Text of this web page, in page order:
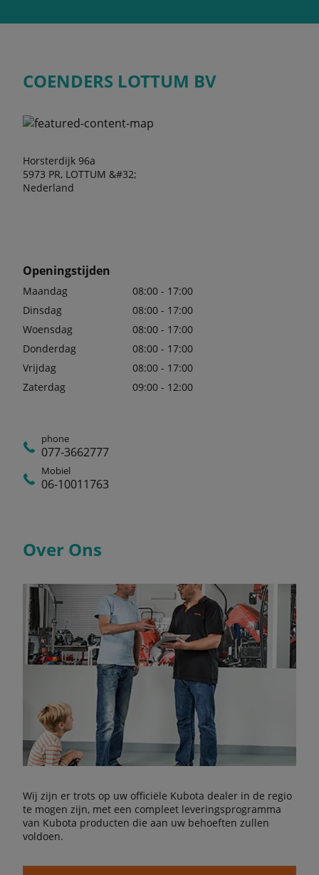
COENDERS LOTTUM BV
Horsterdijk 96a
5973 PR, LOTTUM &#32;
Nederland
Openingstijden
Maandag
08:00 - 17:00
Dinsdag
08:00 - 17:00
Woensdag
08:00 - 17:00
Donderdag
08:00 - 17:00
Vrijdag
08:00 - 17:00
Zaterdag
09:00 - 12:00
phone
077-3662777
Mobiel
06-10011763
Over Ons
Wij zijn er trots op uw officiële Kubota dealer in de regio
te mogen zijn, met een compleet leveringsprogramma
van Kubota producten die aan uw behoeften zullen
voldoen.